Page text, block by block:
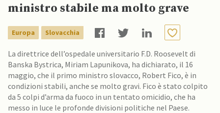
ministro stabile ma molto grave
Europa Slovacchia
La direttrice dell’ospedale universitario F.D. Roosevelt di
Banska Bystrica, Miriam Lapunikova, ha dichiarato, il 16
maggio, che il primo ministro slovacco, Robert Fico, è in
condizioni stabili, anche se molto gravi. Fico è stato colpito
da 5 colpi d’arma da fuoco in un tentato omicidio, che ha
messo in luce le profonde divisioni politiche nel Paese.